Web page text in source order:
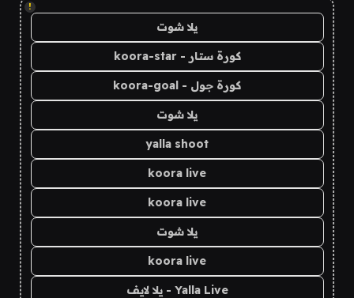
!
يلا شوت
كورة ستار - koora-star
كورة جول - koora-goal
يلا شوت
yalla shoot
koora live
koora live
يلا شوت
koora live
Yalla Live - يلا لايف